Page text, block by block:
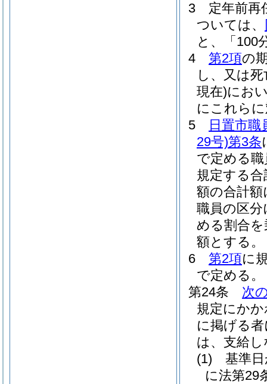
3
定年前再
ついては、
と、「100
4
第2項の
し、又は
現在)にお
にこれら
5
日置市職
29号)第3条
で定める
規定する
額の合計
職員の区
める割合
額とする。
6
第2項に
で定める。
第24条
次
規定にか
に掲げる
は、支給
(1)
基準
に法第29